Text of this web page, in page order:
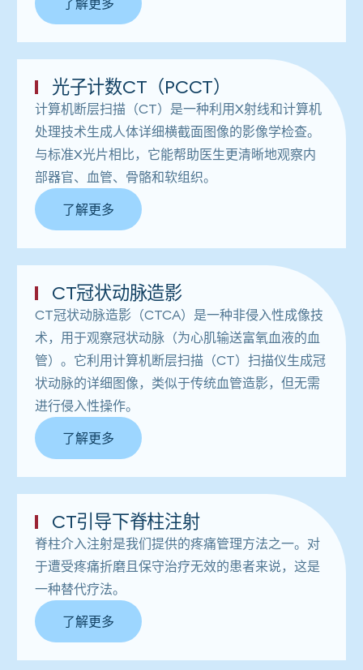
了解更多
光子计数CT（PCCT）
计算机断层扫描（CT）是一种利用X射线和计算机
处理技术生成人体详细横截面图像的影像学检查。
与标准X光片相比，它能帮助医生更清晰地观察内
部器官、血管、骨骼和软组织。
了解更多
CT冠状动脉造影
CT冠状动脉造影（CTCA）是一种非侵入性成像技
术，用于观察冠状动脉（为心肌输送富氧血液的血
管）。它利用计算机断层扫描（CT）扫描仪生成冠
状动脉的详细图像，类似于传统血管造影，但无需
进行侵入性操作。
了解更多
CT引导下脊柱注射
脊柱介入注射是我们提供的疼痛管理方法之一。对
于遭受疼痛折磨且保守治疗无效的患者来说，这是
一种替代疗法。
了解更多